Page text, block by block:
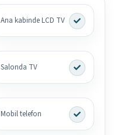
Ana kabinde LCD TV
Salonda TV
Mobil telefon